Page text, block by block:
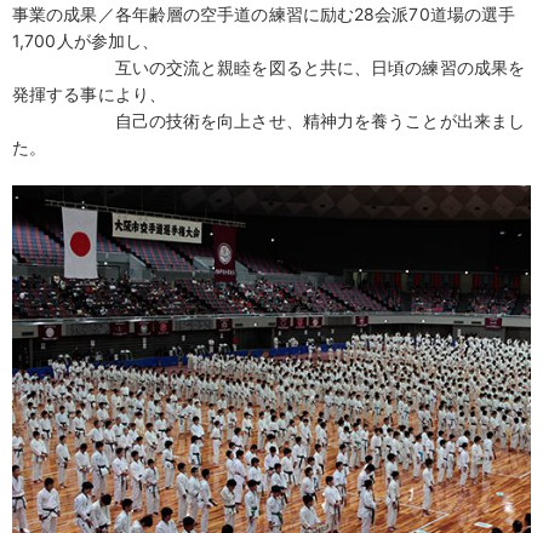
事業の成果／各年齢層の空手道の練習に励む28会派70道場の選手
1,700人が参加し、
互いの交流と親睦を図ると共に、日頃の練習の成果を
発揮する事により、
自己の技術を向上させ、精神力を養うことが出来まし
た。